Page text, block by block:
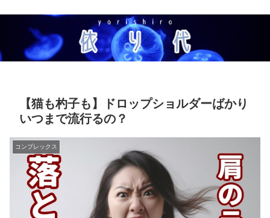
【猫も杓子も】ドロップショルダーばかり
いつまで流行るの？
コンプレックス